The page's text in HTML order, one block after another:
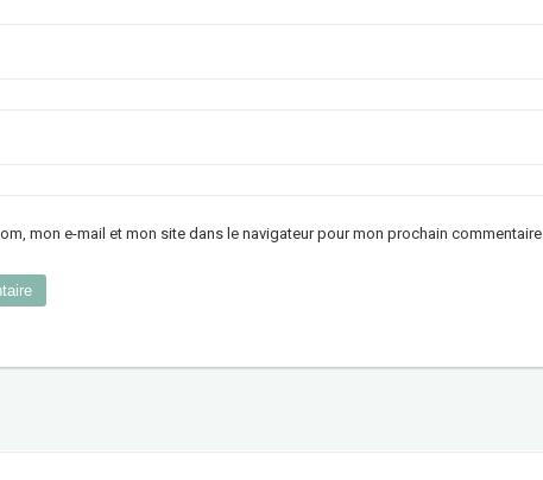
mon e-mail et mon site dans le navigateur pour mon prochain commentaire.